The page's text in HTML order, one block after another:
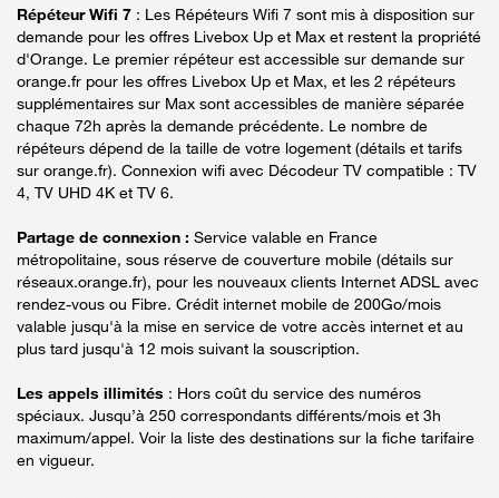
Répéteur Wifi 7 : Les Répéteurs Wifi 7 sont mis à disposition sur
demande pour les offres Livebox Up et Max et restent la propriété
d'Orange. Le premier répéteur est accessible sur demande sur
orange.fr pour les offres Livebox Up et Max, et les 2 répéteurs
supplémentaires sur Max sont accessibles de manière séparée
chaque 72h après la demande précédente. Le nombre de
répéteurs dépend de la taille de votre logement (détails et tarifs
sur orange.fr). Connexion wifi avec Décodeur TV compatible : TV
4, TV UHD 4K et TV 6.
Partage de connexion : Service valable en France
métropolitaine, sous réserve de couverture mobile (détails sur
réseaux.orange.fr), pour les nouveaux clients Internet ADSL avec
rendez-vous ou Fibre. Crédit internet mobile de 200Go/mois
valable jusqu'à la mise en service de votre accès internet et au
plus tard jusqu'à 12 mois suivant la souscription.
Les appels illimités : Hors coût du service des numéros
spéciaux. Jusqu’à 250 correspondants différents/mois et 3h
maximum/appel. Voir la liste des destinations sur la fiche tarifaire
en vigueur.